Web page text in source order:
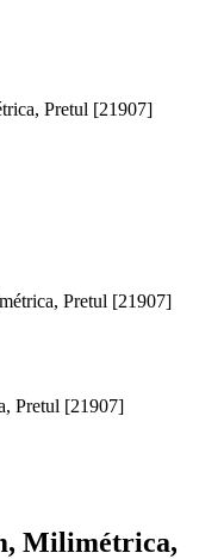
Pretul [21907]
Milimétrica,